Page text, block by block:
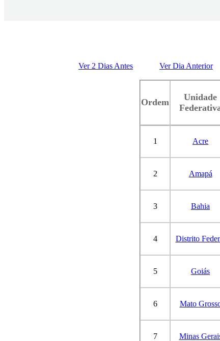
Ver 2 Dias Antes Ver Dia Anterior
Ordem
Unidade
1 Acre
2 Amapá
3 Bahia
4 Distrito
5 Goiás
6 Mato
7 Minas